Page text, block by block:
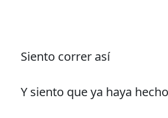
Siento correr así
Y siento que ya haya